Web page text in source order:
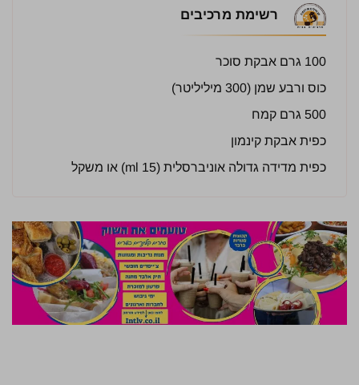
רשימת מרכיבים
100 גרם אבקת סוכר
כוס ורבע שמן (300 מיליליטר)
500 גרם קמח
כפית אבקת קינמון
כפית מדידה גדולה אוניברסלית (15 ml) או משקל